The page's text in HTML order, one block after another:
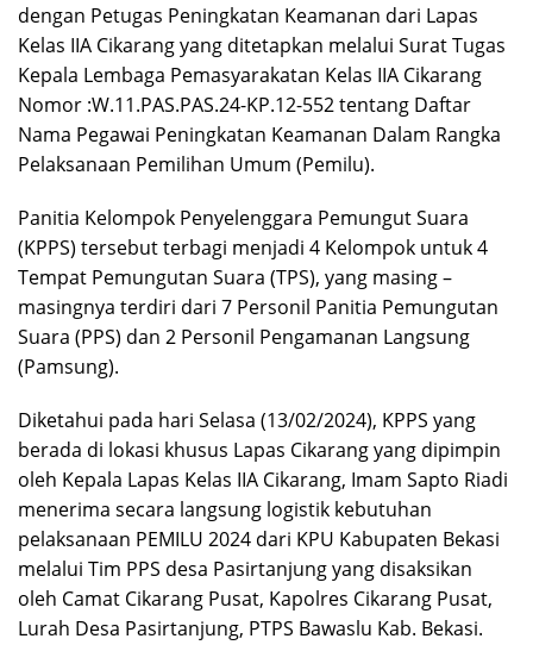
dengan Petugas Peningkatan Keamanan dari Lapas
Kelas IIA Cikarang yang ditetapkan melalui Surat Tugas
Kepala Lembaga Pemasyarakatan Kelas IIA Cikarang
Nomor :W.11.PAS.PAS.24-KP.12-552 tentang Daftar
Nama Pegawai Peningkatan Keamanan Dalam Rangka
Pelaksanaan Pemilihan Umum (Pemilu).
Panitia Kelompok Penyelenggara Pemungut Suara
(KPPS) tersebut terbagi menjadi 4 Kelompok untuk 4
Tempat Pemungutan Suara (TPS), yang masing –
masingnya terdiri dari 7 Personil Panitia Pemungutan
Suara (PPS) dan 2 Personil Pengamanan Langsung
(Pamsung).
Diketahui pada hari Selasa (13/02/2024), KPPS yang
berada di lokasi khusus Lapas Cikarang yang dipimpin
oleh Kepala Lapas Kelas IIA Cikarang, Imam Sapto Riadi
menerima secara langsung logistik kebutuhan
pelaksanaan PEMILU 2024 dari KPU Kabupaten Bekasi
melalui Tim PPS desa Pasirtanjung yang disaksikan
oleh Camat Cikarang Pusat, Kapolres Cikarang Pusat,
Lurah Desa Pasirtanjung, PTPS Bawaslu Kab. Bekasi.